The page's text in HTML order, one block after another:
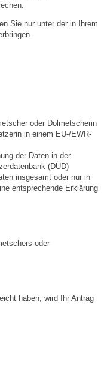
Sie nur unter der in Ihrem
oder Dolmetscherin
in einem EU-/EWR-
der Daten in der
(DÜD)
insgesamt oder nur in
entsprechende Erklärung
oder
haben, wird Ihr Antrag